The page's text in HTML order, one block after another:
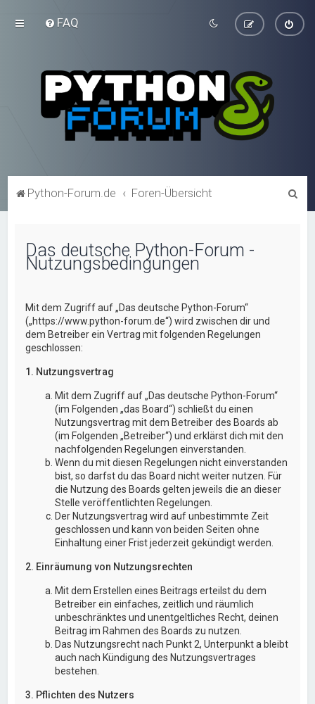
FAQ
Python-Forum.de Foren-Übersicht
Das deutsche Python-Forum -
Nutzungsbedingungen
Mit dem Zugriff auf „Das deutsche Python-Forum“
(„https://www.python-forum.de“) wird zwischen dir und
dem Betreiber ein Vertrag mit folgenden Regelungen
geschlossen:
1. Nutzungsvertrag
Mit dem Zugriff auf „Das deutsche Python-Forum“
(im Folgenden „das Board“) schließt du einen
Nutzungsvertrag mit dem Betreiber des Boards ab
(im Folgenden „Betreiber“) und erklärst dich mit den
nachfolgenden Regelungen einverstanden.
Wenn du mit diesen Regelungen nicht einverstanden
bist, so darfst du das Board nicht weiter nutzen. Für
die Nutzung des Boards gelten jeweils die an dieser
Stelle veröffentlichten Regelungen.
Der Nutzungsvertrag wird auf unbestimmte Zeit
geschlossen und kann von beiden Seiten ohne
Einhaltung einer Frist jederzeit gekündigt werden.
2. Einräumung von Nutzungsrechten
Mit dem Erstellen eines Beitrags erteilst du dem
Betreiber ein einfaches, zeitlich und räumlich
unbeschränktes und unentgeltliches Recht, deinen
Beitrag im Rahmen des Boards zu nutzen.
Das Nutzungsrecht nach Punkt 2, Unterpunkt a bleibt
auch nach Kündigung des Nutzungsvertrages
bestehen.
3. Pflichten des Nutzers